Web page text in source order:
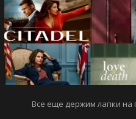
Все еще держим лапки на